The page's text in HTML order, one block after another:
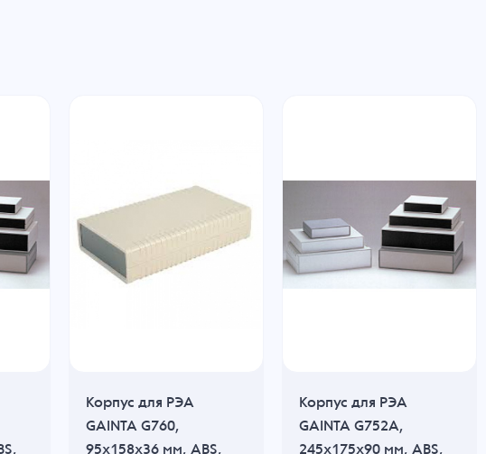
Корпус для РЭА
GAINTA G760,
95x158x36 мм, ABS,
Корпус для РЭА
GAINTA G752A,
245x175x90 мм, ABS,